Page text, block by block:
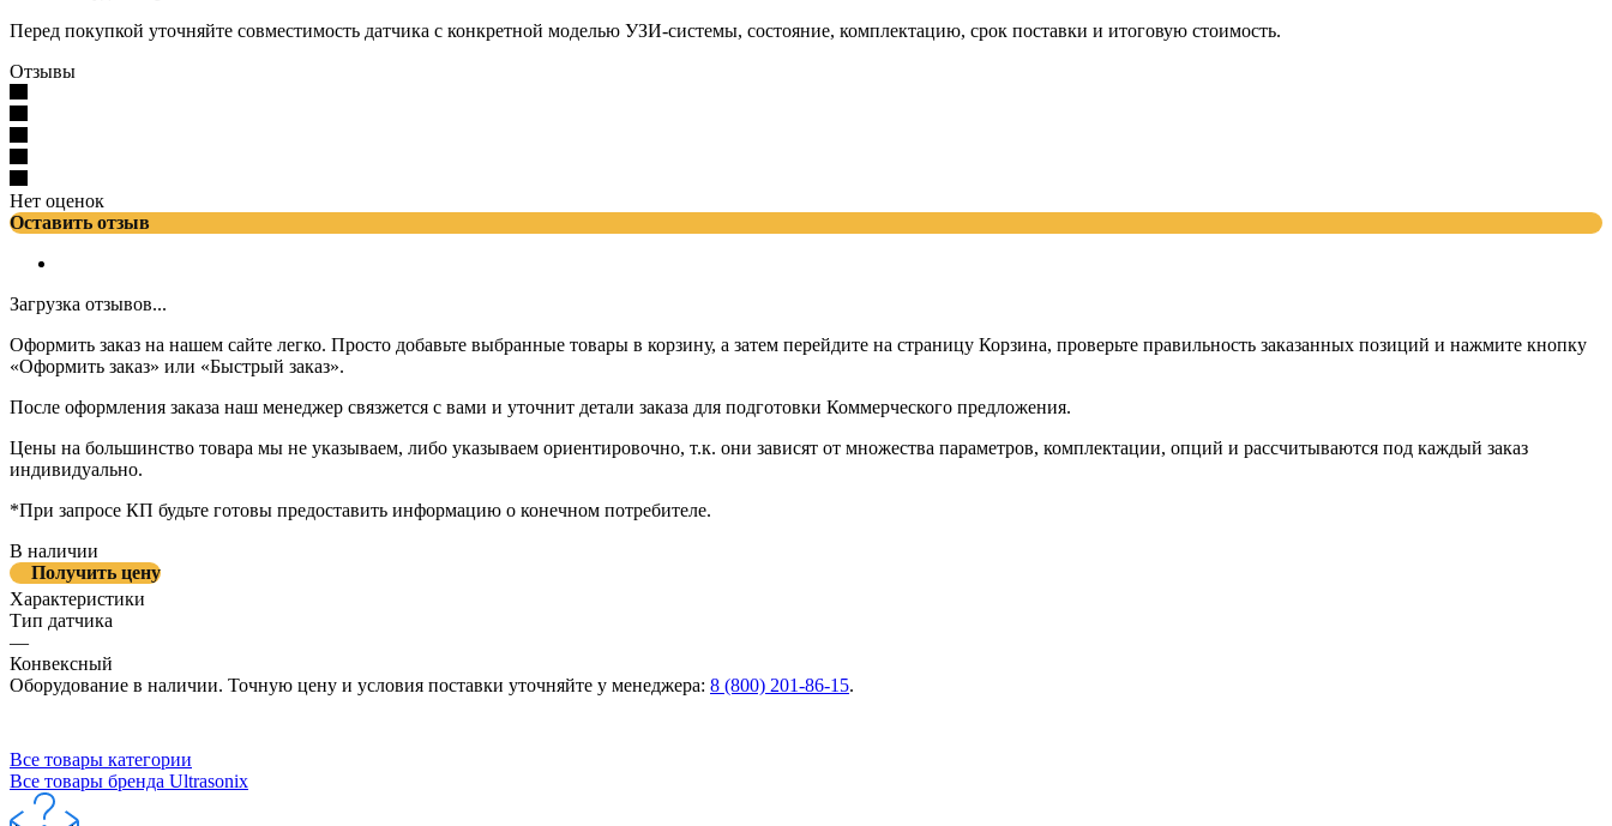
Перед покупкой уточняйте совместимость датчика с конкретной моделью УЗИ-системы, состояние, комплектацию, срок поставки и итоговую стоимость.
Отзывы
Нет оценок
Оставить отзыв
Загрузка отзывов...
Оформить заказ на нашем сайте легко. Просто добавьте выбранные товары в корзину, а затем перейдите на страницу Корзина, проверьте правильность заказанных позиций и нажмите кнопку
«Оформить заказ» или «Быстрый заказ».
После оформления заказа наш менеджер связжется с вами и уточнит детали заказа для подготовки Коммерческого предложения.
Цены на большинство товара мы не указываем, либо указываем ориентировочно, т.к. они зависят от множества параметров, комплектации, опций и рассчитываются под каждый заказ
индивидуально.
*При запросе КП будьте готовы предоставить информацию о конечном потребителе.
В наличии
Получить цену
Характеристики
Тип датчика
—
Конвексный
Оборудование в наличии. Точную цену и условия поставки уточняйте у менеджера: 8 (800) 201-86-15.
Все товары категории
Все товары бренда Ultrasonix